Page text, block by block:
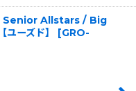
Allstars / Big
ーズド】
[GRO-